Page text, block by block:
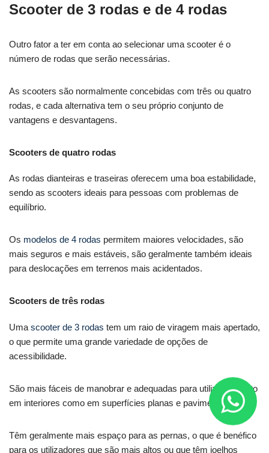
Scooter de 3 rodas e de 4 rodas
Outro fator a ter em conta ao selecionar uma scooter é o
número de rodas que serão necessárias.
As scooters são normalmente concebidas com três ou quatro
rodas, e cada alternativa tem o seu próprio conjunto de
vantagens e desvantagens.
Scooters de quatro rodas
As rodas dianteiras e traseiras oferecem uma boa estabilidade,
sendo as scooters ideais para pessoas com problemas de
equilíbrio.
Os modelos de 4 rodas permitem maiores velocidades, são
mais seguros e mais estáveis, são geralmente também ideais
para deslocações em terrenos mais acidentados.
Scooters de três rodas
Uma scooter de 3 rodas tem um raio de viragem mais apertado,
o que permite uma grande variedade de opções de
acessibilidade.
São mais fáceis de manobrar e adequadas para utilização tanto
em interiores como em superfícies planas e pavimentadas.
Têm geralmente mais espaço para as pernas, o que é benéfico
para os utilizadores que são mais altos ou que têm joelhos